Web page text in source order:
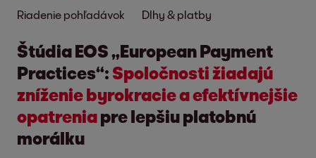
Riadenie pohľadávok Dlhy & platby
Štúdia EOS „European Payment
Practices“: Spoločnosti žiadajú
zníženie byrokracie a efektívnejšie
opatreniapre lepšiu platobnú
morálku